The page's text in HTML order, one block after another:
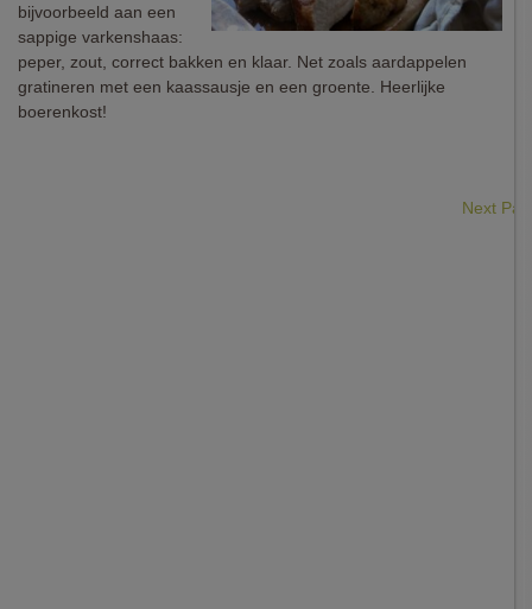
bijvoorbeeld aan een
sappige varkenshaas:
peper, zout, correct bakken en klaar. Net zoals aardappelen
gratineren met een kaassausje en een groente. Heerlijke
boerenkost!
Next